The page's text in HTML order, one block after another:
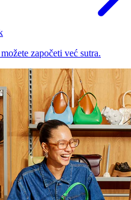
započeti već sutra.